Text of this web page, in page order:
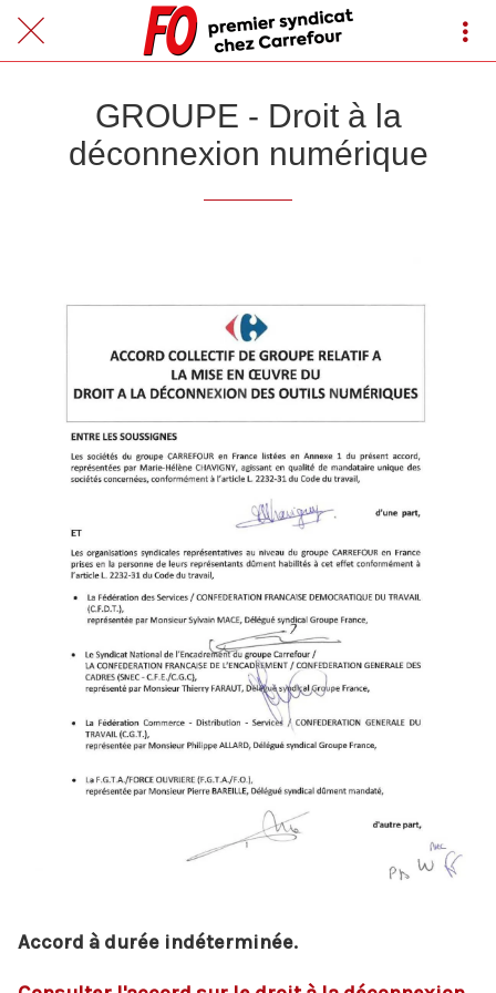
GROUPE - Droit à la
déconnexion numérique
Accord à durée indéterminée.